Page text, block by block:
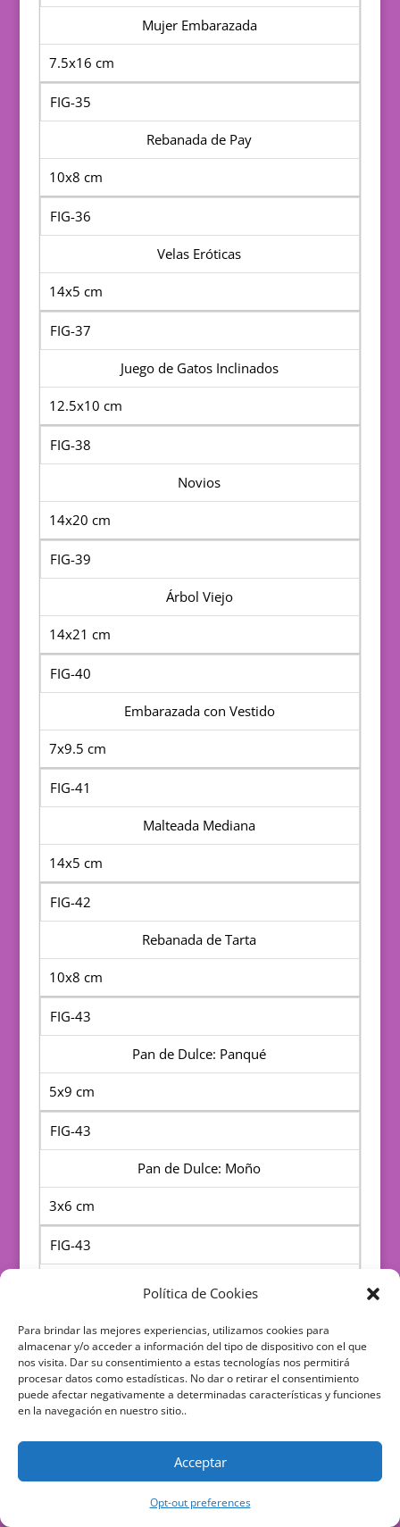
Política de Cookies
Para brindar las mejores experiencias, utilizamos cookies para
almacenar y/o acceder a información del tipo de dispositivo con el que
nos visita. Dar su consentimiento a estas tecnologías nos permitirá
procesar datos como estadísticas. No dar o retirar el consentimiento
puede afectar negativamente a determinadas características y funciones
en la navegación en nuestro sitio..
Acceptar
Opt-out preferences
Mujer Embarazada
7.5x16 cm
FIG-35
Rebanada de Pay
10x8 cm
FIG-36
Velas Eróticas
14x5 cm
FIG-37
Juego de Gatos Inclinados
12.5x10 cm
FIG-38
Novios
14x20 cm
FIG-39
Árbol Viejo
14x21 cm
FIG-40
Embarazada con Vestido
7x9.5 cm
FIG-41
Malteada Mediana
14x5 cm
FIG-42
Rebanada de Tarta
10x8 cm
FIG-43
Pan de Dulce: Panqué
5x9 cm
FIG-43
Pan de Dulce: Moño
3x6 cm
FIG-43
FIG-43
Pan de Dulce: Telera
Pan de Dulce: Azúcar (Galleta)